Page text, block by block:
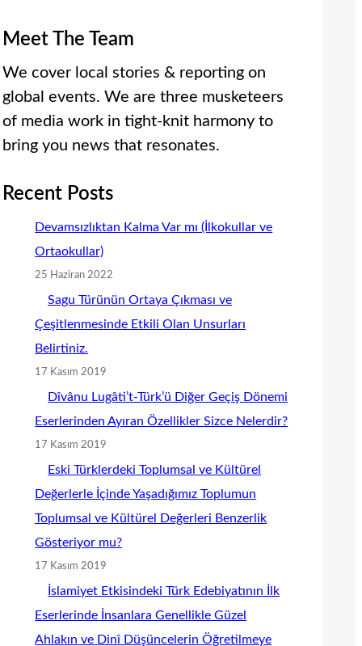
Meet The Team
We cover local stories & reporting on
global events. We are three musketeers
of media work in tight-knit harmony to
bring you news that resonates.
Recent Posts
Devamsızlıktan Kalma Var mı (İlkokullar ve
Ortaokullar)
25 Haziran 2022
Sagu Türünün Ortaya Çıkması ve
Çeşitlenmesinde Etkili Olan Unsurları
Belirtiniz.
17 Kasım 2019
Dîvânu Lugâti’t-Türk’ü Diğer Geçiş Dönemi
Eserlerinden Ayıran Özellikler Sizce Nelerdir?
17 Kasım 2019
Eski Türklerdeki Toplumsal ve Kültürel
Değerlerle İçinde Yaşadığımız Toplumun
Toplumsal ve Kültürel Değerleri Benzerlik
Gösteriyor mu?
17 Kasım 2019
İslamiyet Etkisindeki Türk Edebiyatının İlk
Eserlerinde İnsanlara Genellikle Güzel
Ahlakın ve Dinî Düşüncelerin Öğretilmeye